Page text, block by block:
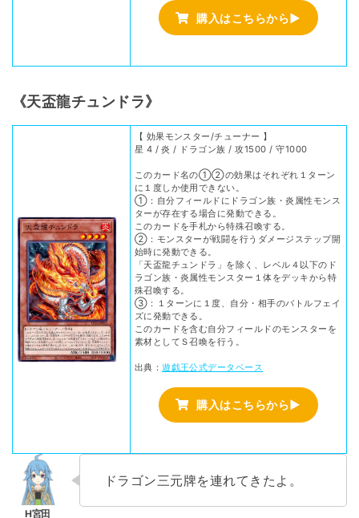
購入はこちらから▶
《天盃龍チュンドラ》
【 効果モンスター/チューナー 】
星 4 / 炎 / ドラゴン族 / 攻1500 / 守1000
このカード名の①②の効果はそれぞれ１ターン
に１度しか使用できない。
①：自分フィールドにドラゴン族・炎属性モンス
ターが存在する場合に発動できる。
このカードを手札から特殊召喚する。
②：モンスターが戦闘を行うダメージステップ開
始時に発動できる。
「天盃龍チュンドラ」を除く、レベル４以下のド
ラゴン族・炎属性モンスター１体をデッキから特
殊召喚する。
③：１ターンに１度、自分・相手のバトルフェイ
ズに発動できる。
このカードを含む自分フィールドのモンスターを
素材としてＳ召喚を行う。
出典：遊戯王公式データベース
購入はこちらから▶
ドラゴン三元牌を連れてきたよ。